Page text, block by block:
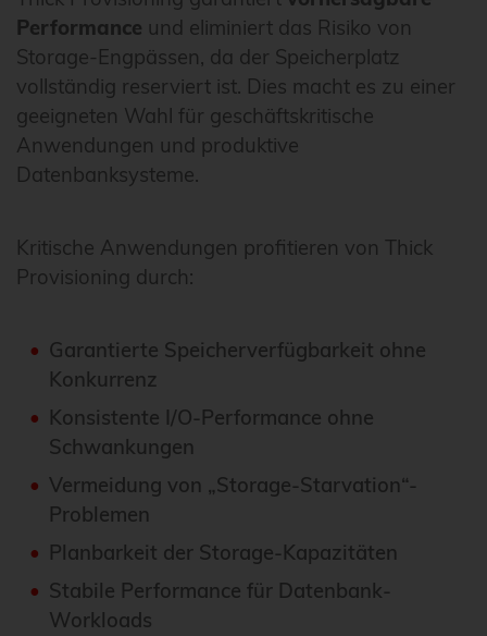
Performance und eliminiert das Risiko von
Storage-Engpässen, da der Speicherplatz
vollständig reserviert ist. Dies macht es zu einer
geeigneten Wahl für geschäftskritische
Anwendungen und produktive
Datenbanksysteme.
Kritische Anwendungen profitieren von Thick
Provisioning durch:
Garantierte Speicherverfügbarkeit ohne
Konkurrenz
Konsistente I/O-Performance ohne
Schwankungen
Vermeidung von „Storage-Starvation“-
Problemen
Planbarkeit der Storage-Kapazitäten
Stabile Performance für Datenbank-
Workloads